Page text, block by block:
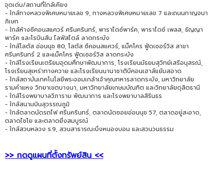
จุดเด่น/สถานที่ใกล้เคียง
- ใกล้ทางหลวงพิเศษหมายเลข 9, ทางหลวงพิเศษหมายเลข 7 และถนนกาญจนา
ภิเษก
- ใกล้ห้างซีคอนสแควร์ ศรีนครินทร์, พาราไดซ์พาร์ค, พาราไดซ์ เพลส, ธัญญา
พาร์ค และโรบินสัน ไลฟ์สไตล์ ลาดกระบัง
- ใกล้โลตัส อ่อนนุช 80, โลตัส ซีคอนสแควร์, แม็คโคร ฟู้ดเซอร์วิส สาขา
ศรีนครินทร์ 2 และแม็คโคร ฟู้ดเซอร์วิส ลาดกระบัง
- ใกล้โรงเรียนเตรียมอุดมศึกษาพัฒนาการ, โรงเรียนมัธยมสุวิทย์เสรีอนุสรณ์,
โรงเรียนสุเหร่าทางควาย และโรงเรียนนานาชาติบีคอนเฮาส์แย้มสอาด
- ใกล้สถาบันเทคโนโลยีพระจอมเกล้าเจ้าคุณทหารลาดกระบัง, มหาวิทยาลัย
รามคำแหง วิทยาเขตบางนา, มหาวิทยาลัยเกษมบัณฑิต และวิทยาลัยดุสิตธานี
- ใกล้โรงพยาบาลวิภาราม พัฒนาการ และโรงพยาบาลสิรินธร
- ใกล้สนามบินสุวรรณภูมิ
- ใกล้ตลาดนัดรถไฟ ศรีนครินทร์, ตลาดนัดซอยอ่อนนุช 57, ตลาดอยู่สะอาด,
ตลาดไชโย และตลาดยิ่งสมบูรณ์
- ใกล้สวนหลวง ร.9, สวนสาธารณะบึงหนองบอน และสวนวนธรรม
>> กดดูแผนที่ตั้งทรัพย์สิน <<